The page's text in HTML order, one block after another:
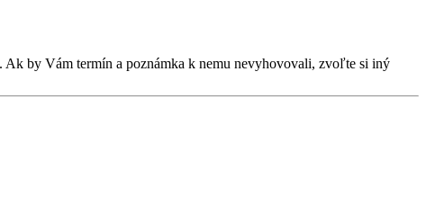
Ak by Vám termín a poznámka k nemu nevyhovovali, zvoľte si iný